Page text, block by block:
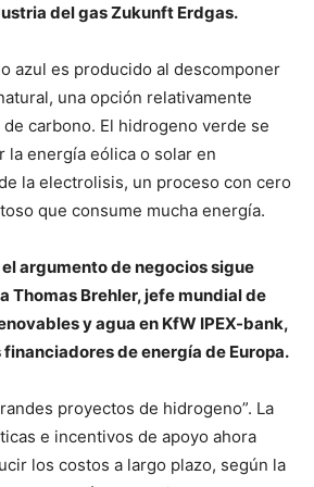
del gas Zukunft Erdgas.
azul es producido al descomponer
una opción relativamente
carbono. El hidrogeno verde se
la energía eólica o solar en
la electrolisis, un proceso con cero
que consume mucha energía.
argumento de negocios sigue
Thomas Brehler, jefe mundial de
y agua en KfW IPEX-bank,
de energía de Europa.
proyectos de hidrogeno”. La
e incentivos de apoyo ahora
los costos a largo plazo, según la